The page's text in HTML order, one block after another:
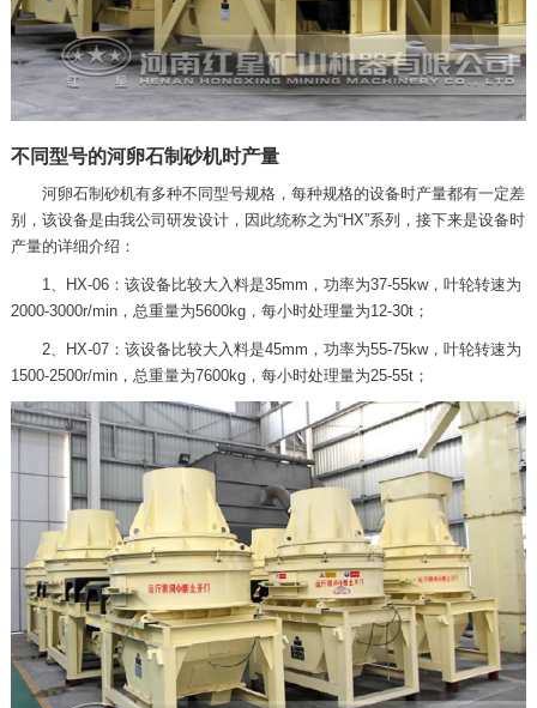
不同型号的河卵石制砂机时产量
河卵石制砂机有多种不同型号规格，每种规格的设备时产量都有一定差
别，该设备是由我公司研发设计，因此统称之为“HX”系列，接下来是设备时
产量的详细介绍：
1、HX-06：该设备比较大入料是35mm，功率为37-55kw，叶轮转速为
2000-3000r/min，总重量为5600kg，每小时处理量为12-30t；
2、HX-07：该设备比较大入料是45mm，功率为55-75kw，叶轮转速为
1500-2500r/min，总重量为7600kg，每小时处理量为25-55t；